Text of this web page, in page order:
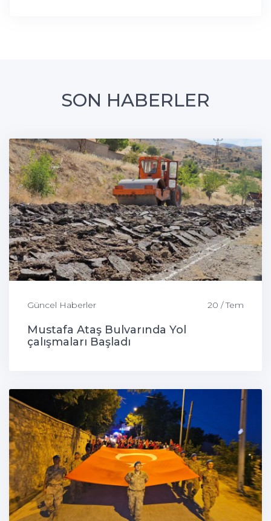
SON HABERLER
Güncel Haberler 20 / Tem
Mustafa Ataş Bulvarında Yol
çalışmaları Başladı